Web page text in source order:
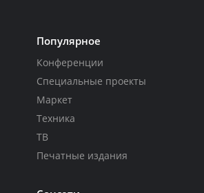
Популярное
Конференции
Специальные проекты
Маркет
Техника
ТВ
Печатные издания